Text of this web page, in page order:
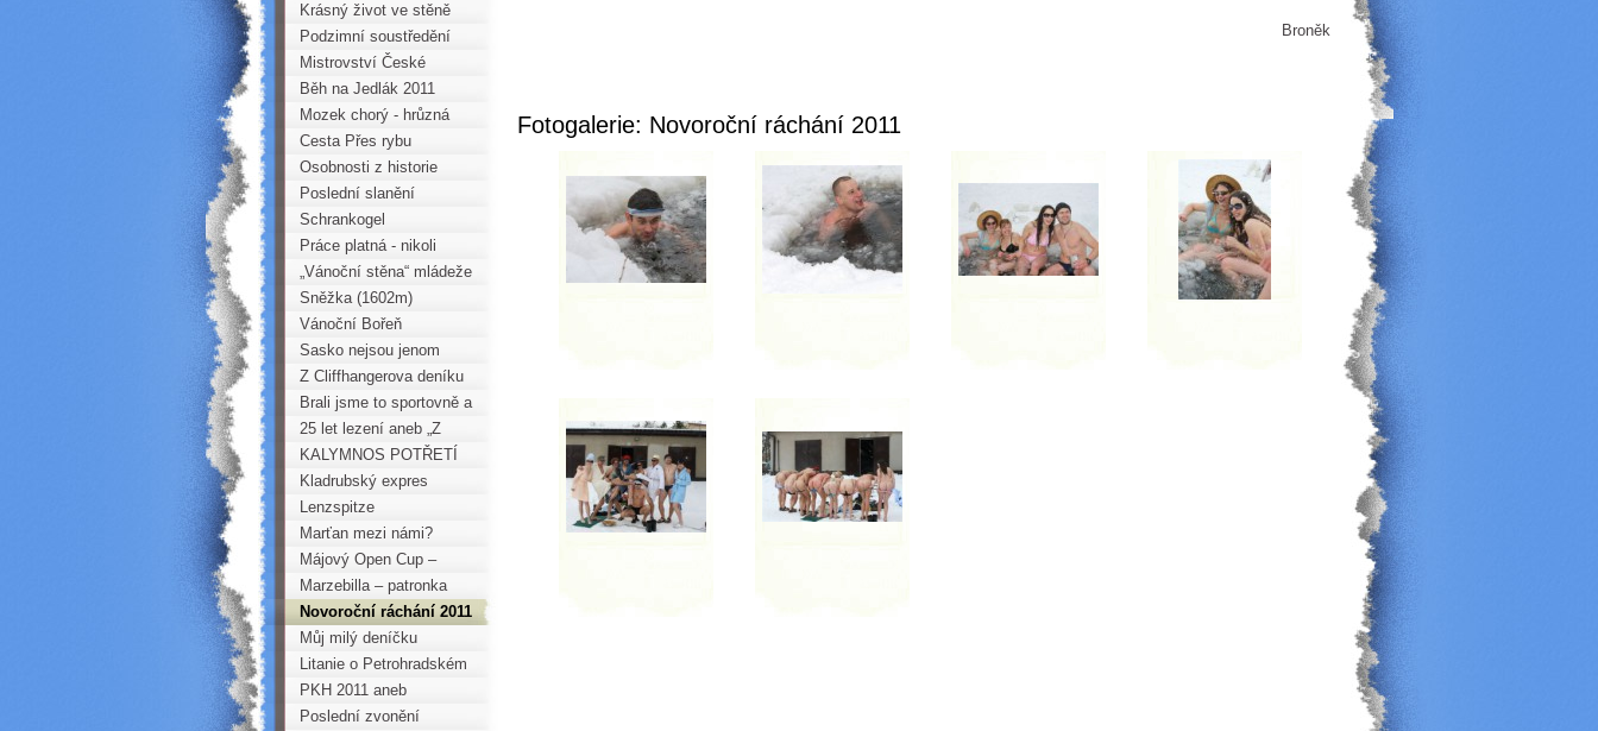
Broněk
Fotogalerie: Novoroční ráchání 2011
Krásný život ve stěně
Östlicher Schoberkopf
Podzimní soustředění
mládeže - ARCO
Mistrovství České
republiky v lezení na
obtížnost 2011 Choceň
Běh na Jedlák 2011
Mozek chorý - hrůzná
story
Cesta Přes rybu
Osobnosti z historie
Krušných hor (1. část)
Poslední slanění
Horoklubu Chomutov
Schrankogel
Práce platná - nikoli
kvapná!
„Vánoční stěna“ mládeže
Horoklubu dne 22.12.2011
Sněžka (1602m)
Vánoční Bořeň
Sasko nejsou jenom
písky – Bienenmühle
Z Cliffhangerova deníku
Brali jsme to sportovně a
s humorem
25 let lezení aneb „Z
Jířovo deníčku“
KALYMNOS POTŘETÍ
Kladrubský expres
Lenzspitze
Marťan mezi námi?
Májový Open Cup –
Velká cena Singing Rock
Marzebilla – patronka
Krušných hor
Novoroční ráchání 2011
Můj milý deníčku
Litanie o Petrohradském
PADání
PKH 2011 aneb
Krušnohorská „stovka“ na
Poslední zvonění